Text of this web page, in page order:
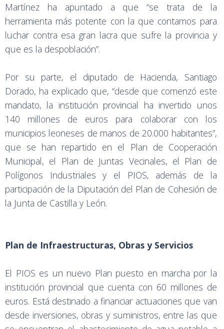
Martínez ha apuntado a que “se trata de la
herramienta más potente con la que contamos para
luchar contra esa gran lacra que sufre la provincia y
que es la despoblación”.
Por su parte, el diputado de Hacienda, Santiago
Dorado, ha explicado que, “desde que comenzó este
mandato, la institución provincial ha invertido unos
140 millones de euros para colaborar con los
municipios leoneses de manos de 20.000 habitantes”,
que se han repartido en el Plan de Cooperación
Municipal, el Plan de Juntas Vecinales, el Plan de
Polígonos Industriales y el PIOS, además de la
participación de la Diputación del Plan de Cohesión de
la Junta de Castilla y León.
Plan de Infraestructuras, Obras y Servicios
El PIOS es un nuevo Plan puesto en marcha por la
institución provincial que cuenta con 60 millones de
euros. Está destinado a financiar actuaciones que van
desde inversiones, obras y suministros, entre las que